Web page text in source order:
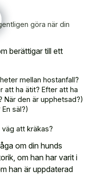
göra när din
berättigar till ett
mellan hostanfall?
att ha ätit? Efter att ha
När den är upphetsad?)
säl?)
att kräkas?
om din hunds
om han har varit i
han är uppdaterad